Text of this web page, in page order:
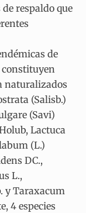
respaldo que
de
constituyen
naturalizados
(Salisb.)
(Savi)
Lactuca
(L.)
DC.,
L.,
y Taraxacum
4 especies